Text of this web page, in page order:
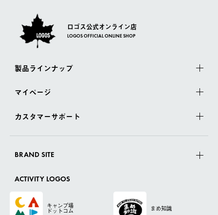
ロゴス公式オンライン店
LOGOS OFFICIAL ONLINE SHOP
製品ラインナップ
マイページ
カスタマーサポート
BRAND SITE
ACTIVITY LOGOS
キャンプ場
ドットコム まめ知識